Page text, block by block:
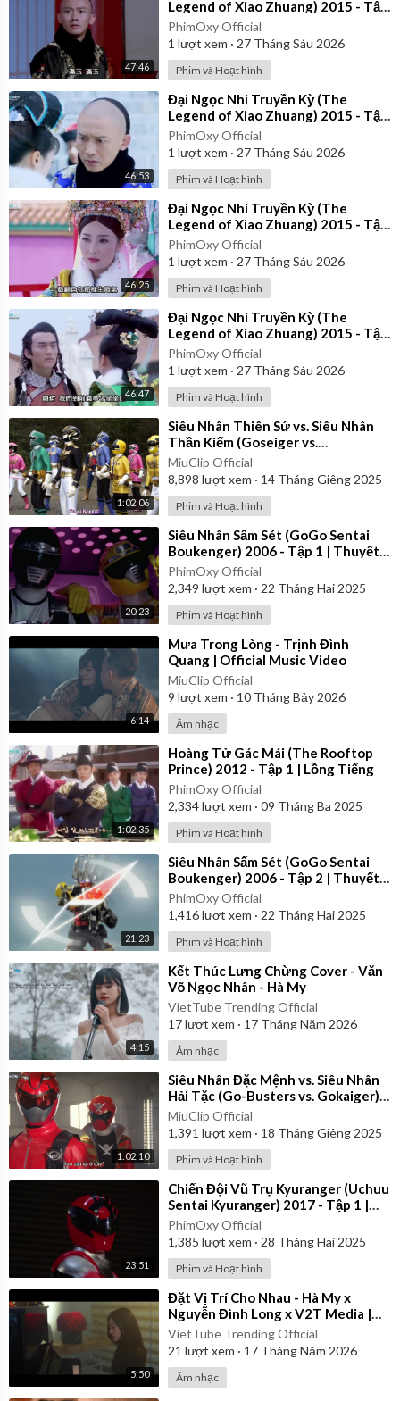
47:46
Legend of Xiao Zhuang) 2015 - Tập
33 | Lồng Tiếng
PhimOxy Official
1 lượt xem · 27 Tháng Sáu 2026
Phim và Hoạt hình
46:53
⁣Đại Ngọc Nhi Truyền Kỳ (The
Legend of Xiao Zhuang) 2015 - Tập
22 | Lồng Tiếng
PhimOxy Official
1 lượt xem · 27 Tháng Sáu 2026
Phim và Hoạt hình
46:25
⁣Đại Ngọc Nhi Truyền Kỳ (The
Legend of Xiao Zhuang) 2015 - Tập
26 | Lồng Tiếng
PhimOxy Official
1 lượt xem · 27 Tháng Sáu 2026
Phim và Hoạt hình
46:47
⁣Đại Ngọc Nhi Truyền Kỳ (The
Legend of Xiao Zhuang) 2015 - Tập
27 | Lồng Tiếng
PhimOxy Official
1 lượt xem · 27 Tháng Sáu 2026
Phim và Hoạt hình
1:02:06
⁣Siêu Nhân Thiên Sứ vs. Siêu Nhân
Thần Kiếm (Goseiger vs.
Shinkenger) | Vietsub
MiuClip Official
8,898 lượt xem · 14 Tháng Giêng 2025
Phim và Hoạt hình
20:23
⁣Siêu Nhân Sấm Sét (GoGo Sentai
Boukenger) 2006 - Tập 1 | Thuyết
Minh
PhimOxy Official
2,349 lượt xem · 22 Tháng Hai 2025
Phim và Hoạt hình
6:14
⁣Mưa Trong Lòng - Trịnh Đình
Quang | Official Music Video
MiuClip Official
9 lượt xem · 10 Tháng Bảy 2026
Âm nhạc
1:02:35
⁣Hoàng Tử Gác Mái (The Rooftop
Prince) 2012 - Tập 1 | Lồng Tiếng
PhimOxy Official
2,334lượt xem · 09 Tháng Ba 2025
Phim và Hoạt hình
21:23
⁣Siêu Nhân Sấm Sét (GoGo Sentai
Boukenger) 2006 - Tập 2 | Thuyết
Minh
PhimOxy Official
1,416lượt xem · 22 Tháng Hai 2025
Phim và Hoạt hình
4:15
⁣Kết Thúc Lưng Chừng Cover - Văn
Võ Ngọc Nhân - Hà My
VietTube Trending Official
17lượt xem · 17 Tháng Năm 2026
Âm nhạc
1:02:10
⁣Siêu Nhân Đặc Mệnh vs. Siêu Nhân
Hải Tặc (Go-Busters vs. Gokaiger) |
Vietsub
MiuClip Official
1,391 lượt xem · 18 Tháng Giêng 2025
Phim và Hoạt hình
23:51
⁣Chiến Đội Vũ Trụ Kyuranger (Uchuu
Sentai Kyuranger) 2017 - Tập 1 |
Thuyết Minh
PhimOxy Official
1,385 lượt xem · 28 Tháng Hai 2025
Phim và Hoạt hình
5:50
⁣Đặt Vị Trí Cho Nhau - Hà My x
Nguyễn Đình Long x V2T Media |
Official Music Video
VietTube Trending Official
21 lượt xem · 17 Tháng Năm 2026
Âm nhạc